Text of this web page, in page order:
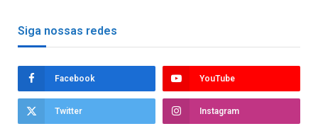
Siga nossas redes
Facebook YouTube
Twitter Instagram